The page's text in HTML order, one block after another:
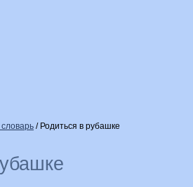
/ Родиться в рубашке